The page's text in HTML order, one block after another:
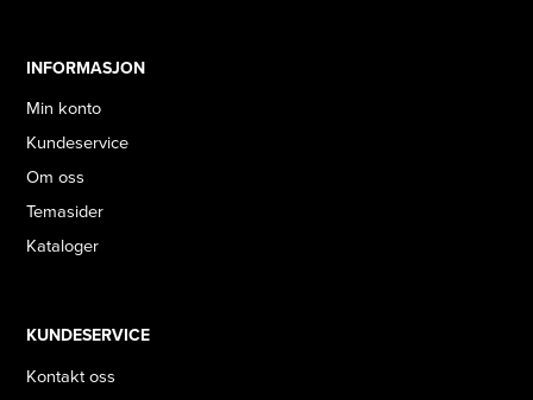
INFORMASJON
Min konto
Kundeservice
Om oss
Temasider
Kataloger
KUNDESERVICE
Kontakt oss